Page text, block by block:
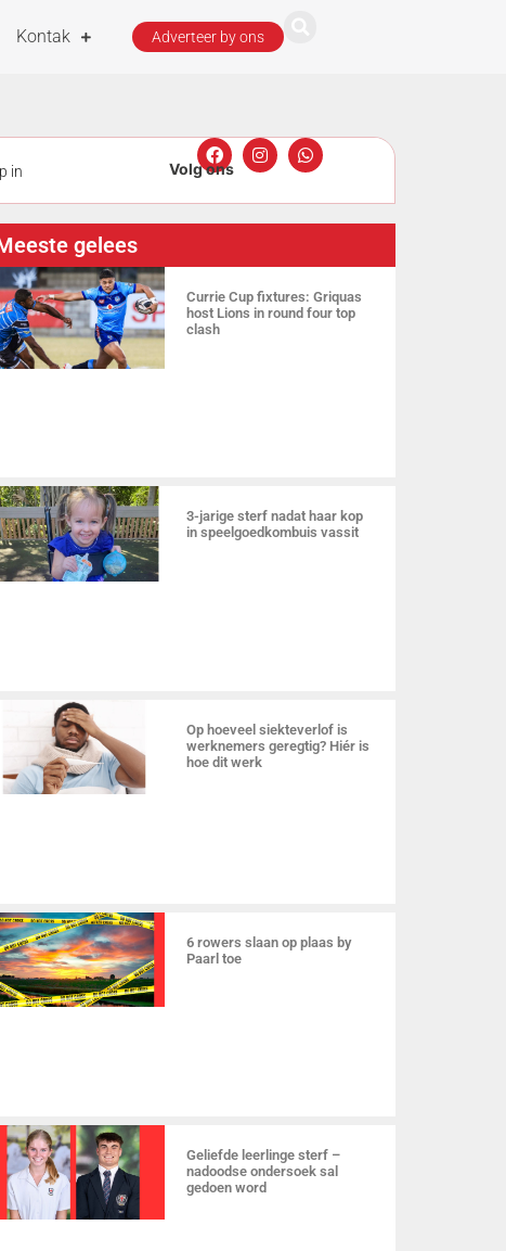
Kontak Adverteer by ons
in
5 verdagtes
gelees
Currie Cup fixtures: Griquas
host Lions in round four top
clash
3-jarige sterf nadat haar kop
in speelgoedkombuis vassit
Op hoeveel siekteverlof is
werknemers geregtig? Hiér is
hoe dit werk
6 rowers slaan op plaas by
Paarl toe
Geliefde leerlinge sterf –
nadoodse ondersoek sal
gedoen word